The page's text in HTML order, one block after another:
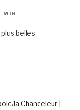
MIN
belles
la Chandeleur |